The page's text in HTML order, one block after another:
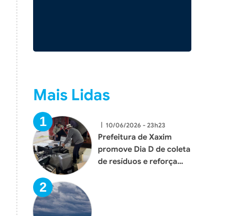
Mais Lidas
| 10/06/2026 - 23h23
Prefeitura de Xaxim
promove Dia D de coleta
de resíduos e reforça